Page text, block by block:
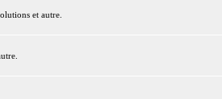
et autre.